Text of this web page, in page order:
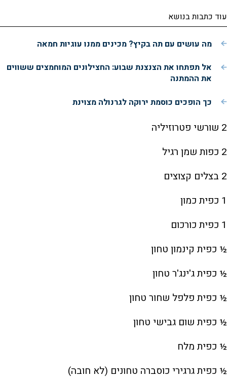
עוד כתבות בנושא
מה עושים עם תה בקיץ? מכינים ממנו עוגיות חמאה
אל תפתחו את הצנצנת שבוע: החצילונים המוחמצים ששווים
את ההמתנה
כך הופכים כוסמת ירוקה לגרנולה מצוינת
2 שורשי פטרוזיליה
2 כפות שמן רגיל
2 בצלים קצוצים
1 כפית כמון
1 כפית כורכום
½ כפית קינמון טחון
½ כפית ג'ינג'ר טחון
½ כפית פלפל שחור טחון
½ כפית שום גבישי טחון
½ כפית מלח
½ כפית גרגירי כוסברה טחונים (לא חובה)